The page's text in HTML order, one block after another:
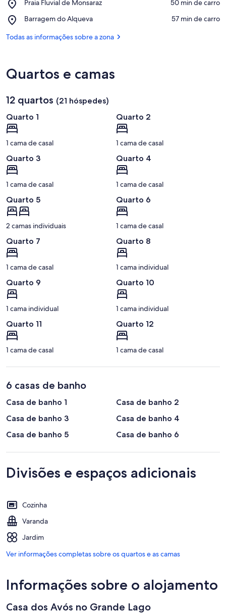
Fluvial
Mourão
Praia Fluvial de Monsaraz
Place,
Fluvial
Monsaraz
‪50 min de carro‬
Barragem do Alqueva
Place,
do
‪57 min de carro‬
Todas as informações sobre a zona
Quartos e camas
12 quartos (21 hóspedes)
Quarto 1
1 cama de casal
Quarto 2
1 cama de casal
Quarto 3
1 cama de casal
Quarto 4
1 cama de casal
Quarto 5
2 camas individuais
Quarto 6
1 cama de casal
Quarto 7
1 cama de casal
Quarto 8
1 cama individual
Quarto 9
1 cama individual
Quarto 10
1 cama individual
Quarto 11
1 cama de casal
Quarto 12
1 cama de casal
6 casas de banho
Casa de banho 1
Casa de banho 2
Casa de banho 3
Casa de banho 4
Casa de banho 5
Casa de banho 6
Divisões e espaços adicionais
Cozinha
Varanda
Jardim
Ver informações completas sobre os quartos e as camas
Informações sobre o alojamento
Casa dos Avós no Grande Lago